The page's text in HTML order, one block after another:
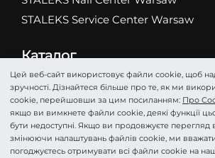
STALEKS Service Center Warsaw
Каталог
Абразиви
Ножиці
Кусачки
Фрези
Пінцети
Цей веб-сайт використовує файли cookie, щоб
зручності. Дізнайтеся більше про те, як ми
cookie, перейшовши за цим посиланням: Про
якщо ви вимкнете файли cookie, деякі функції
бути недоступні. Якщо ви продовжуєте перегляд
змінюючи налаштувань файлів cookie, ми
погоджуєтесь отримувати всі файли cookie на